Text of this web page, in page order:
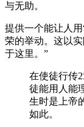
与无助。
提供一个能让人
荣的举动。这以
于这里。”
在使徒行传
徒能用人能
生时是上帝
如此。